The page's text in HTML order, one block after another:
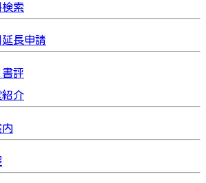
索
長申請
評
紹介
内